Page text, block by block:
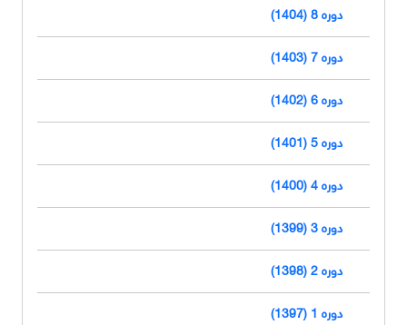
دوره 8 (1404)
دوره 7 (1403)
دوره 6 (1402)
دوره 5 (1401)
دوره 4 (1400)
دوره 3 (1399)
دوره 2 (1398)
دوره 1 (1397)